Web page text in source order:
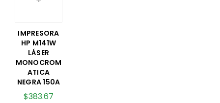
IMPRESORA
HP M141W
LÁSER
MONOCROM
ATICA
NEGRA 150A
$383.67